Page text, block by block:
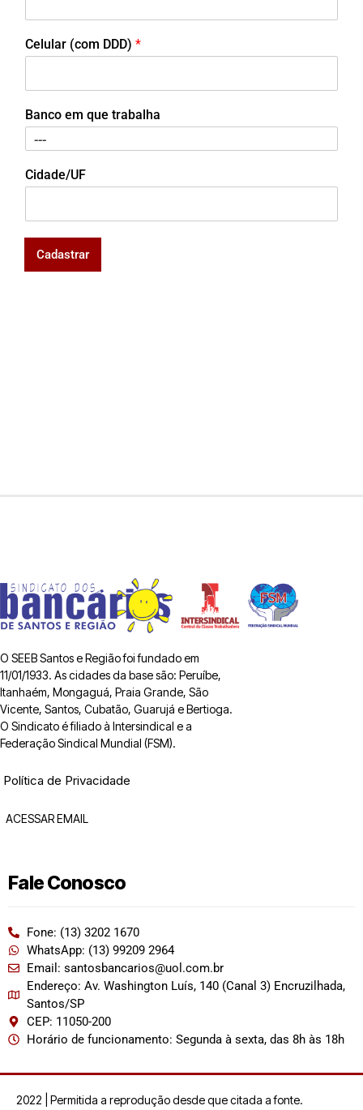
Celular (com DDD) *
Banco em que trabalha
Cidade/UF
Cadastrar
O SEEB Santos e Região foi fundado em
11/01/1933. As cidades da base são: Peruíbe,
Itanhaém, Mongaguá, Praia Grande, São
Vicente, Santos, Cubatão, Guarujá e Bertioga.
O Sindicato é filiado à Intersindical e a
Federação Sindical Mundial (FSM).
Política de Privacidade
ACESSAR EMAIL
Fale Conosco
Fone: (13) 3202 1670
WhatsApp: (13) 99209 2964
Email: santosbancarios@uol.com.br
Endereço: Av. Washington Luís, 140 (Canal 3) Encruzilhada,
Santos/SP
CEP: 11050-200
Horário de funcionamento: Segunda à sexta, das 8h às 18h
2022 | Permitida a reprodução desde que citada a fonte.